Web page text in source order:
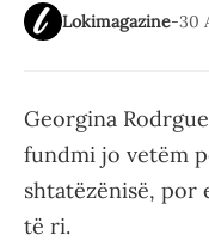
Lokimagazine-30
Georgina
fundmi jo vetëm
shtatëzënisë, por
të ri.